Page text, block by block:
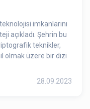
imkanlarını
açıkladı. Şehrin bu
teknikler,
olmak üzere bir dizi
28.09.2023